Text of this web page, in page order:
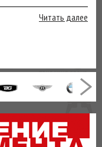
Читать далее